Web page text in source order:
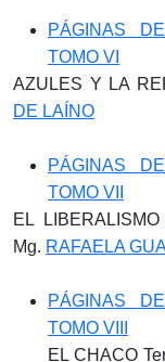
PÁGINAS
TOMO VI
AZULES Y LA
DE LAÍNO
PÁGINAS
TOMO VII
EL
Mg. RAFAELA
PÁGINAS
TOMO VIII
EL CHACO